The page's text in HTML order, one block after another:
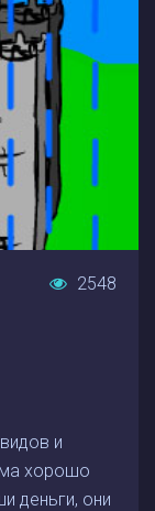
2548
и
хорошо
деньги, они